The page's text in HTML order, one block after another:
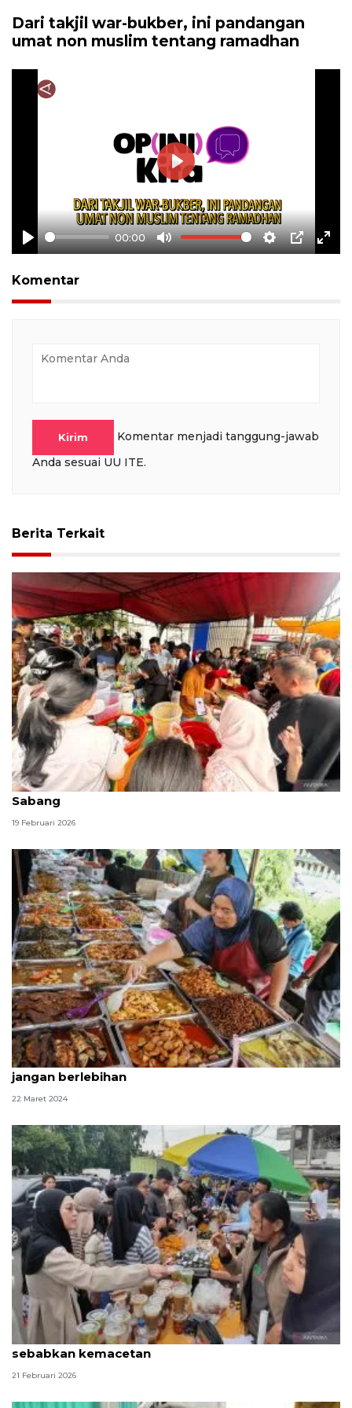
Dari takjil war-bukber, ini pandangan
umat non muslim tentang ramadhan
Play
00:00
Mute Settings
PIP
Play
Komentar
Kirim
Komentar menjadi tanggung-jawab
Anda sesuai UU ITE.
Berita Terkait
Hari pertama puasa, "war takjil" sudah dimulai di Jl.
Sabang
19 Februari 2026
"Takjil War" berkah Ramadhan, tapi hati-hati
jangan berlebihan
22 Maret 2024
Pedagang takjil di Jakut diimbau tertib agar tidak
sebabkan kemacetan
21 Februari 2026